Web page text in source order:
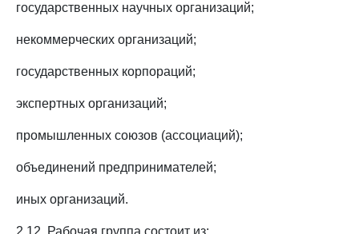
государственных научных организаций;
некоммерческих организаций;
государственных корпораций;
экспертных организаций;
промышленных союзов (ассоциаций);
объединений предпринимателей;
иных организаций.
2.12. Рабочая группа состоит из: